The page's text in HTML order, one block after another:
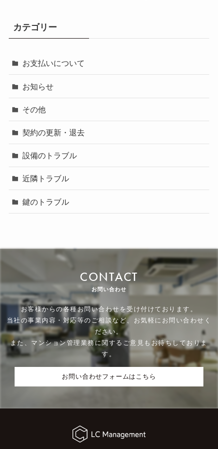
カテゴリー
お支払いについて
お知らせ
その他
契約の更新・退去
設備のトラブル
近隣トラブル
鍵のトラブル
CONTACT
お問い合わせ
お客様からの各種お問い合わせを受け付けております。
当社の事業内容・対応等のご相談など、お気軽にお問い合わせく
ださい。
また、マンション管理業務に関するご意見もお待ちしておりま
す。
お問い合わせフォームはこちら